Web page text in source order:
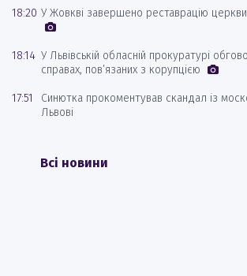
18:20 У Жовкві завершено реставрацію церкви
18:14 У Львівській обласній прокуратурі
справах, пов’язаних з корупцією
17:51
Синютка прокоментував скандал із
Львові
Всі новини